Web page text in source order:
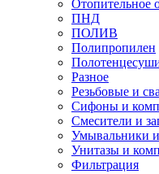
Отопительное
ПНД
ПОЛИВ
Полипропилен
Разное
Резьбовые и
Сифоны и
Смесители и
Умывальники
Унитазы и
Фильтрация